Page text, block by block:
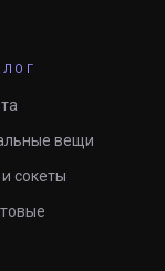
вещи
сокеты